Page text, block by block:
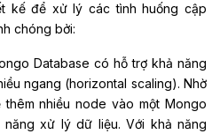
kế để xử lý các tình huống cập
chóng bởi:
Database có hỗ trợ khả năng
ngang (horizontal scaling). Nhờ
nhiều node vào một Mongo
năng xử lý dữ liệu. Với khả năng